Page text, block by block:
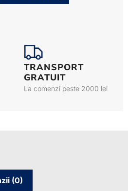
TRANSPORT
GRATUIT
La comenzi peste 2000 lei
(0)